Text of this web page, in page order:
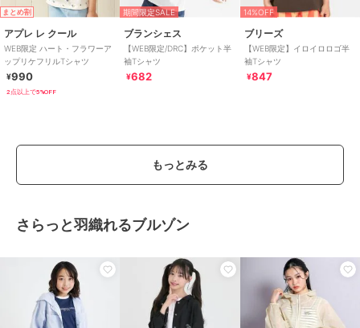
まとめ割
アプレ レ クール
WEB限定 ハート・フラワーア
ップリケフリルTシャツ
¥990
2点以上で5%OFF
期間限定SALE
ブランシェス
【WEB限定/DRC】ポケット半
袖Tシャツ
¥682
14%OFF
ブリーズ
【WEB限定】イロイロロゴ半
袖Tシャツ
¥847
もっとみる
さらっと羽織れるブルゾン